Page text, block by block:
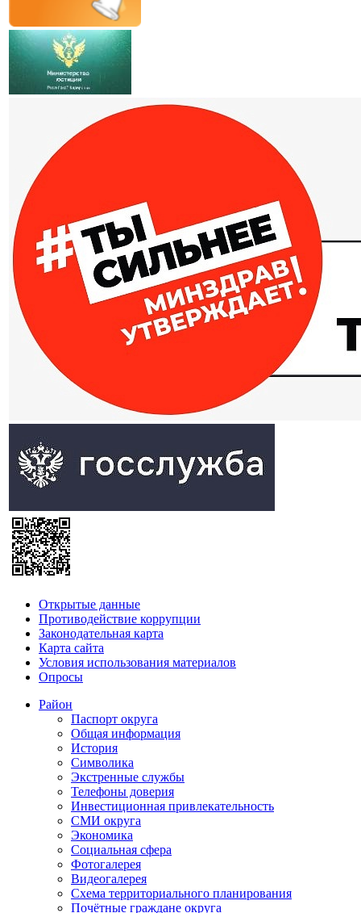
Открытые данные
Противодействие коррупции
Законодательная карта
Карта сайта
Условия использования материалов
Опросы
Район
Паспорт округа
Общая информация
История
Символика
Экстренные службы
Телефоны доверия
Инвестиционная привлекательность
СМИ округа
Экономика
Социальная сфера
Фотогалерея
Видеогалерея
Схема территориального планирования
Почётные граждане округа